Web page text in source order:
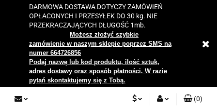
DARMOWA DOSTAWA DOTYCZY ZAMÓWIEŃ
OPŁACONYCH I PRZESYŁEK DO 30 kg. NIE
PRZEKRACZAJĄCYCH DŁUGOŚĆ 1mb.
Możesz złożyć szybkie
zamówienie w naszym sklepie poprzez SMS na
numer 664726856
Podaj nazwę lub kod produktu, ilość sztuk,
adres dostawy oraz sposób płatności. W razie
pytań skontaktujemy się z Tobą.
(0)